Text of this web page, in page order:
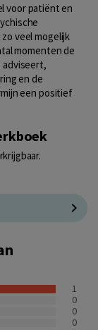
voor patiënt en
veel mogelijk
momenten de
en de
een positief
1
0
0
0